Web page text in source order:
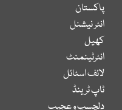
پاکستان
انٹر نیشنل
کھیل
انٹرٹینمنٹ
لائف اسٹائل
ٹاپ ٹرینڈ
دلچسپ و عجیب